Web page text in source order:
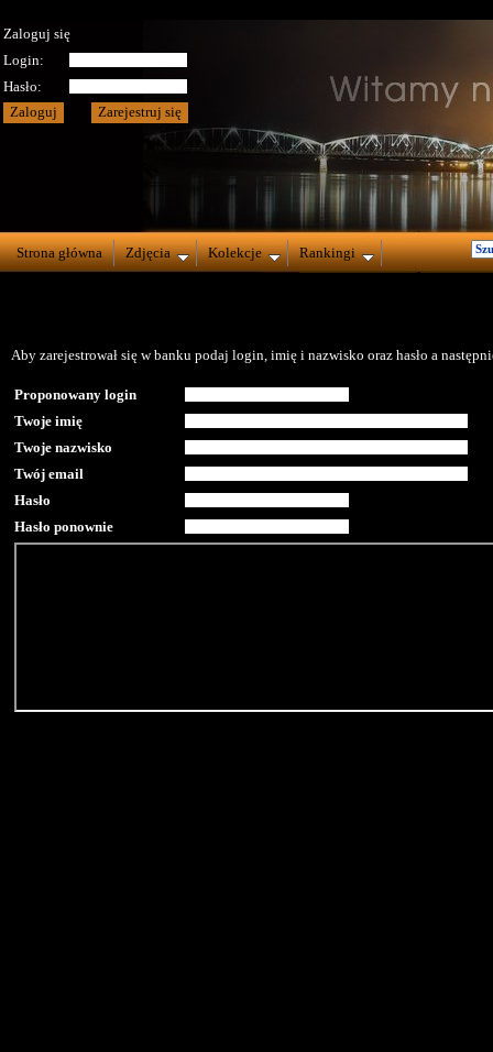
Zaloguj się
Login:
Hasło:
Strona główna Zdjęcia Kolekcje Rankingi
Aby zarejestrował się w banku podaj login, imię i nazwisko oraz hasło a
Proponowany login
Twoje imię
Twoje nazwisko
Twój email
Hasło
Hasło ponownie